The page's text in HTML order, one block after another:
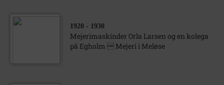
1920 - 1930
Mejerimaskinder Orla Larsen og en kolega
på Egholm  Mejeri i Meløse